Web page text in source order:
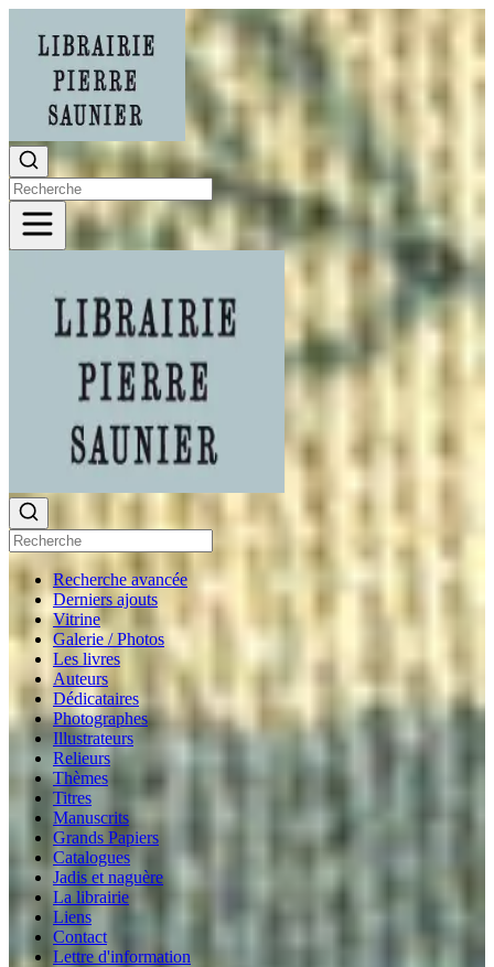
Recherche avancée
Derniers ajouts
Vitrine
Galerie / Photos
Les livres
Auteurs
Dédicataires
Photographes
Illustrateurs
Relieurs
Thèmes
Titres
Manuscrits
Grands Papiers
Catalogues
Jadis et naguère
La librairie
Liens
Contact
Lettre d'information